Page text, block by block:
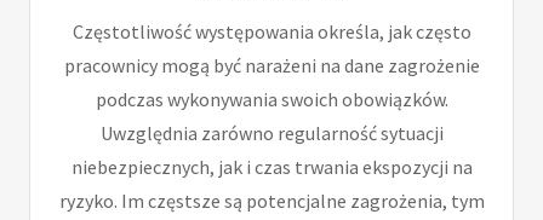
Częstotliwość występowania określa, jak często
pracownicy mogą być narażeni na dane zagrożenie
podczas wykonywania swoich obowiązków.
Uwzględnia zarówno regularność sytuacji
niebezpiecznych, jak i czas trwania ekspozycji na
ryzyko. Im częstsze są potencjalne zagrożenia, tym